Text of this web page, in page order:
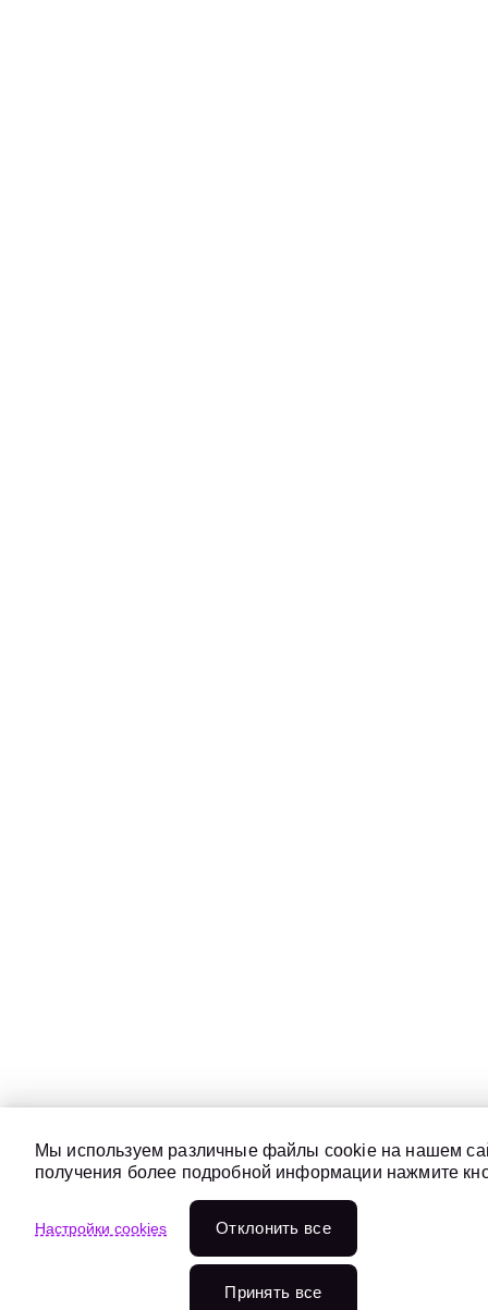
Мы используем различные файлы cookie на нашем
получения более подробной информации нажмите
Настройки cookies Отклонить всe
Принять все